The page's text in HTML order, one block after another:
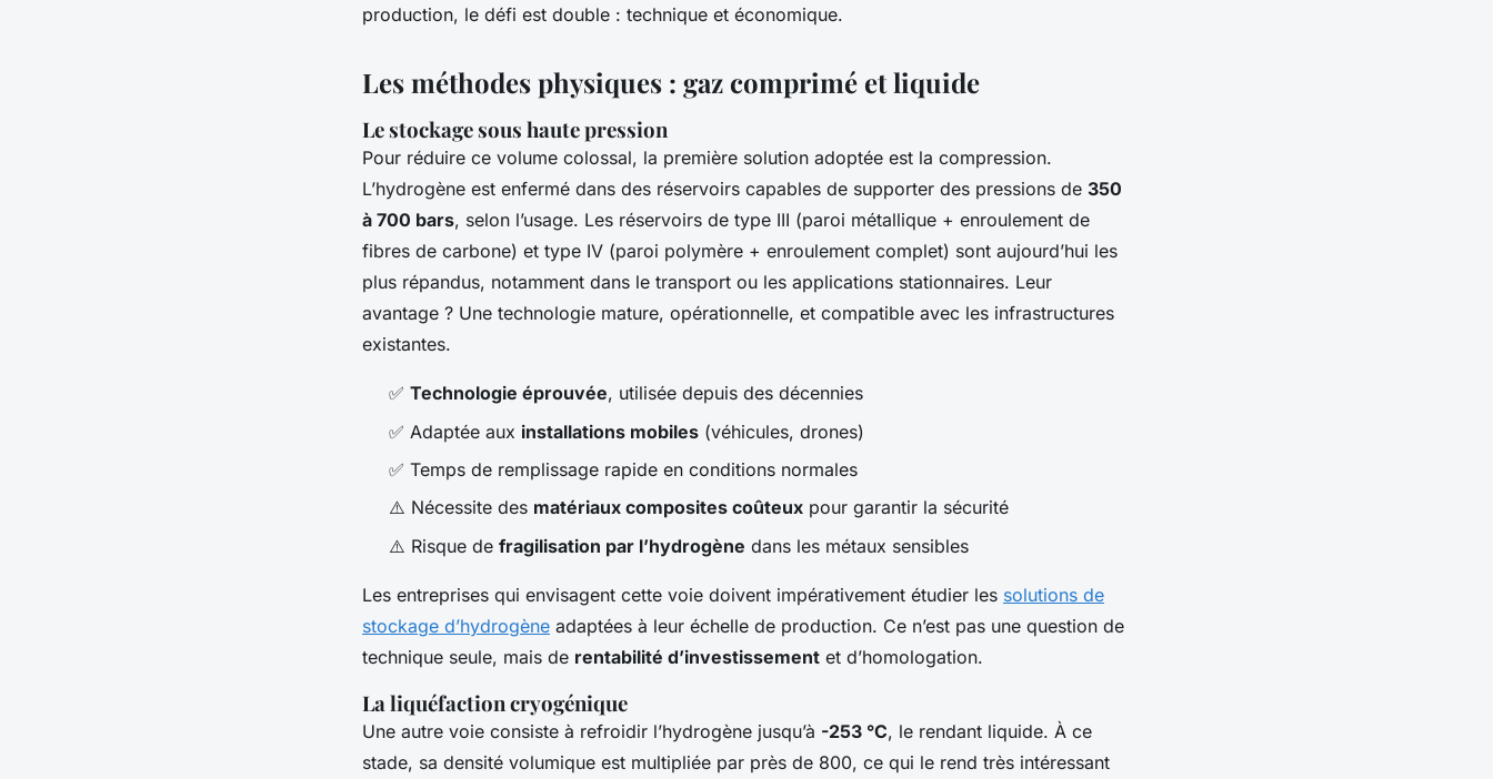
production, le défi est double : technique et économique.
Les méthodes physiques : gaz comprimé et liquide
Le stockage sous haute pression
Pour réduire ce volume colossal, la première solution adoptée est la compression.
L’hydrogène est enfermé dans des réservoirs capables de supporter des pressions de 350
à 700 bars, selon l’usage. Les réservoirs de type III (paroi métallique + enroulement de
fibres de carbone) et type IV (paroi polymère + enroulement complet) sont aujourd’hui les
plus répandus, notamment dans le transport ou les applications stationnaires. Leur
avantage ? Une technologie mature, opérationnelle, et compatible avec les infrastructures
existantes.
✅ Technologie éprouvée, utilisée depuis des décennies
✅ Adaptée aux installations mobiles (véhicules, drones)
✅ Temps de remplissage rapide en conditions normales
⚠️ Nécessite des matériaux composites coûteux pour garantir la sécurité
⚠️ Risque de fragilisation par l’hydrogène dans les métaux sensibles
Les entreprises qui envisagent cette voie doivent impérativement étudier les solutions de
stockage d’hydrogène adaptées à leur échelle de production. Ce n’est pas une question de
technique seule, mais de rentabilité d’investissement et d’homologation.
La liquéfaction cryogénique
Une autre voie consiste à refroidir l’hydrogène jusqu’à -253 °C, le rendant liquide. À ce
stade, sa densité volumique est multipliée par près de 800, ce qui le rend très intéressant